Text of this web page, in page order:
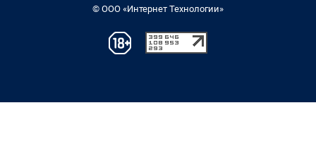
© ООО «Интернет Технологии»